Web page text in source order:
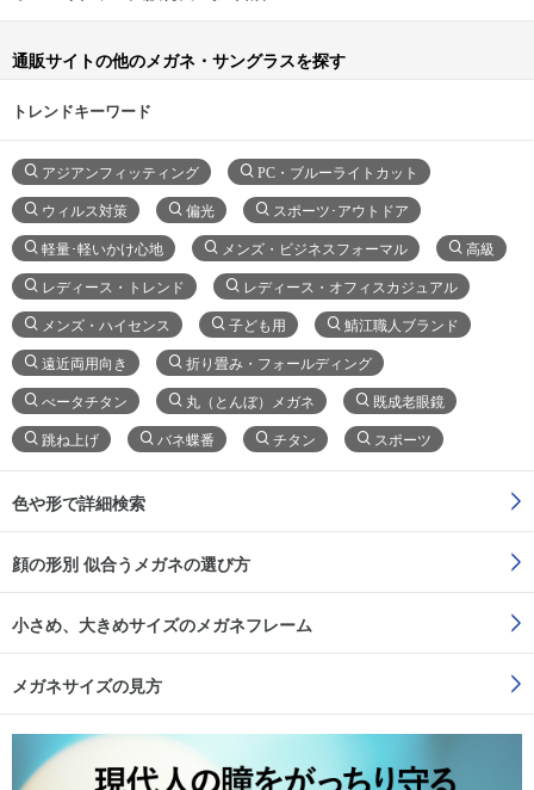
通販サイトの他のメガネ・サングラスを探す
トレンドキーワード
アジアンフィッティング PC・ブルーライトカット
ウィルス対策 偏光 スポーツ･アウトドア
軽量･軽いかけ心地 メンズ・ビジネスフォーマル 高級
レディース・トレンド レディース・オフィスカジュアル
メンズ・ハイセンス 子ども用 鯖江職人ブランド
遠近両用向き 折り畳み・フォールディング
べータチタン 丸（とんぼ）メガネ 既成老眼鏡
跳ね上げ バネ蝶番 チタン スポーツ
色や形で詳細検索
顔の形別 似合うメガネの選び方
小さめ、大きめサイズのメガネフレーム
メガネサイズの見方